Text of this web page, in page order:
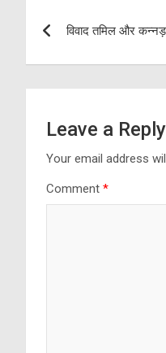
navigation
विवाद तमिल और कन्नड़
Leave a Reply
Your email address
Comment *